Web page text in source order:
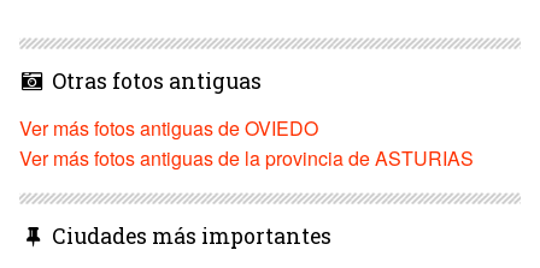
Otras fotos antiguas
Ver más fotos antiguas de OVIEDO
Ver más fotos antiguas de la provincia de ASTURIAS
Ciudades más importantes